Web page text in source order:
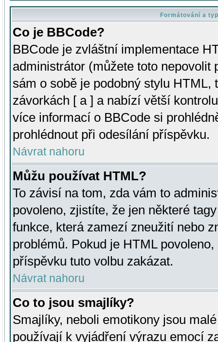
Formátování a
Co je BBCode?
BBCode je zvláštní implementace
administrátor (můžete toto
sám o sobě je podobný stylu HTML,
závorkách [ a ] a nabízí větší
více informací o BBCode si
prohlédnout při odesílání příspěvku.
Návrat nahoru
Můžu používat HTML?
To závisí na tom, zda vám to
povoleno, zjistíte, že jen některé
funkce, která zamezí zneužití nebo
problémů. Pokud je HTML
příspěvku tuto volbu zakázat.
Návrat nahoru
Co to jsou smajlíky?
Smajlíky, neboli emotikony jsou
používají k vyjádření výrazu emocí